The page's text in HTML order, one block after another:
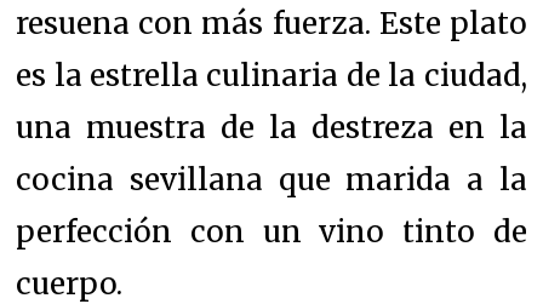
resuena con más fuerza. Este plato
es la estrella culinaria de la ciudad,
una muestra de la destreza en la
cocina sevillana que marida a la
perfección con un vino tinto de
cuerpo.